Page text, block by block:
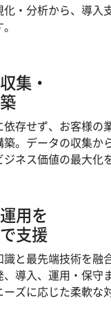
・分析から、導入
集・
存せず、お客様の
。データの収集か
ネス価値の最大化
用を
支援
と最先端技術を融
導入、運用・保守
ズに応じた柔軟な